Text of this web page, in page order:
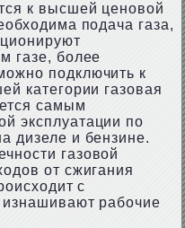
к высшей ценовой
подача газа,
газе, более
подключить к
категории газовая
самым
эксплуатации по
дизеле и бензине.
газовой
от сжигания
с
рабочие